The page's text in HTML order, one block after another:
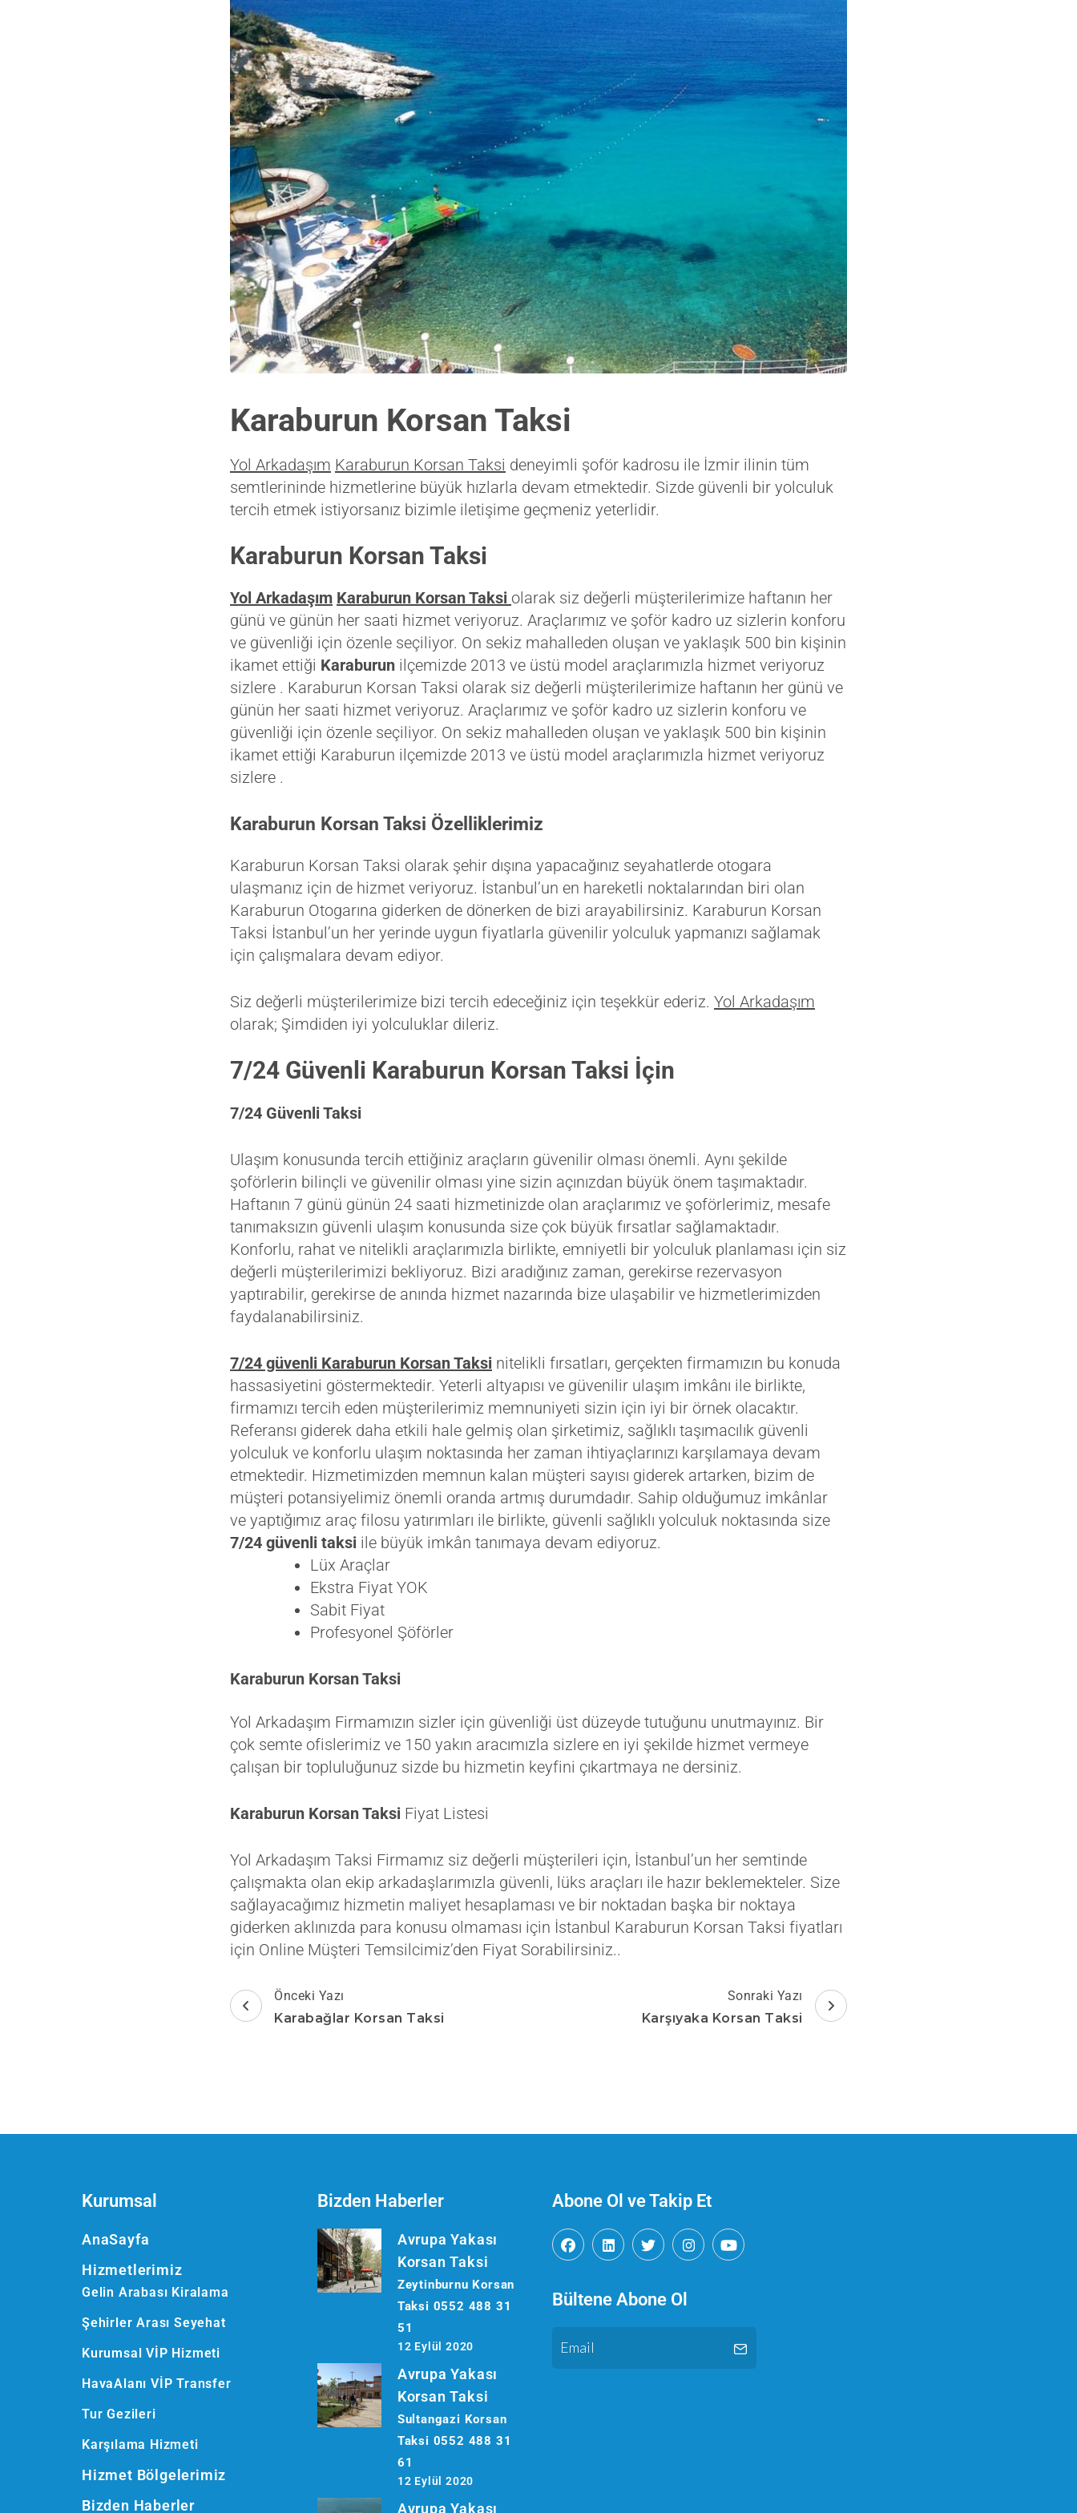
Karaburun Korsan Taksi
Yol Arkadaşım Karaburun Korsan Taksi deneyimli şoför kadrosu ile İzmir ilinin tüm
semtlerininde hizmetlerine büyük hızlarla devam etmektedir. Sizde güvenli bir yolculuk
tercih etmek istiyorsanız bizimle iletişime geçmeniz yeterlidir.
Karaburun Korsan Taksi
Yol Arkadaşım Karaburun Korsan Taksi olarak siz değerli müşterilerimize haftanın her
günü ve günün her saati hizmet veriyoruz. Araçlarımız ve şoför kadro uz sizlerin konforu
ve güvenliği için özenle seçiliyor. On sekiz mahalleden oluşan ve yaklaşık 500 bin kişinin
ikamet ettiği Karaburun ilçemizde 2013 ve üstü model araçlarımızla hizmet veriyoruz
sizlere . Karaburun Korsan Taksi olarak siz değerli müşterilerimize haftanın her günü ve
günün her saati hizmet veriyoruz. Araçlarımız ve şoför kadro uz sizlerin konforu ve
güvenliği için özenle seçiliyor. On sekiz mahalleden oluşan ve yaklaşık 500 bin kişinin
ikamet ettiği Karaburun ilçemizde 2013 ve üstü model araçlarımızla hizmet veriyoruz
sizlere .
Karaburun Korsan Taksi Özelliklerimiz
Karaburun Korsan Taksi olarak şehir dışına yapacağınız seyahatlerde otogara
ulaşmanız için de hizmet veriyoruz. İstanbul’un en hareketli noktalarından biri olan
Karaburun Otogarına giderken de dönerken de bizi arayabilirsiniz. Karaburun Korsan
Taksi İstanbul’un her yerinde uygun fiyatlarla güvenilir yolculuk yapmanızı sağlamak
için çalışmalara devam ediyor.
Siz değerli müşterilerimize bizi tercih edeceğiniz için teşekkür ederiz. Yol Arkadaşım
olarak; Şimdiden iyi yolculuklar dileriz.
7/24 Güvenli Karaburun Korsan Taksi İçin
7/24 Güvenli Taksi
Ulaşım konusunda tercih ettiğiniz araçların güvenilir olması önemli. Aynı şekilde
şoförlerin bilinçli ve güvenilir olması yine sizin açınızdan büyük önem taşımaktadır.
Haftanın 7 günü günün 24 saati hizmetinizde olan araçlarımız ve şoförlerimiz, mesafe
tanımaksızın güvenli ulaşım konusunda size çok büyük fırsatlar sağlamaktadır.
Konforlu, rahat ve nitelikli araçlarımızla birlikte, emniyetli bir yolculuk planlaması için siz
değerli müşterilerimizi bekliyoruz. Bizi aradığınız zaman, gerekirse rezervasyon
yaptırabilir, gerekirse de anında hizmet nazarında bize ulaşabilir ve hizmetlerimizden
faydalanabilirsiniz.
7/24 güvenli Karaburun Korsan Taksi nitelikli fırsatları, gerçekten firmamızın bu konuda
hassasiyetini göstermektedir. Yeterli altyapısı ve güvenilir ulaşım imkânı ile birlikte,
firmamızı tercih eden müşterilerimiz memnuniyeti sizin için iyi bir örnek olacaktır.
Referansı giderek daha etkili hale gelmiş olan şirketimiz, sağlıklı taşımacılık güvenli
yolculuk ve konforlu ulaşım noktasında her zaman ihtiyaçlarınızı karşılamaya devam
etmektedir. Hizmetimizden memnun kalan müşteri sayısı giderek artarken, bizim de
müşteri potansiyelimiz önemli oranda artmış durumdadır. Sahip olduğumuz imkânlar
ve yaptığımız araç filosu yatırımları ile birlikte, güvenli sağlıklı yolculuk noktasında size
7/24 güvenli taksi ile büyük imkân tanımaya devam ediyoruz.
Lüx Araçlar
Ekstra Fiyat YOK
Sabit Fiyat
Profesyonel Şöförler
Karaburun Korsan Taksi
Yol Arkadaşım Firmamızın sizler için güvenliği üst düzeyde tutuğunu unutmayınız. Bir
çok semte ofislerimiz ve 150 yakın aracımızla sizlere en iyi şekilde hizmet vermeye
çalışan bir topluluğunuz sizde bu hizmetin keyfini çıkartmaya ne dersiniz.
Karaburun Korsan Taksi Fiyat Listesi
Yol Arkadaşım Taksi Firmamız siz değerli müşterileri için, İstanbul’un her semtinde
çalışmakta olan ekip arkadaşlarımızla güvenli, lüks araçları ile hazır beklemekteler. Size
sağlayacağımız hizmetin maliyet hesaplaması ve bir noktadan başka bir noktaya
giderken aklınızda para konusu olmaması için İstanbul Karaburun Korsan Taksi fiyatları
için Online Müşteri Temsilcimiz’den Fiyat Sorabilirsiniz..
Yazı
dolaşımı
Önceki Yazı
Karabağlar Korsan Taksi
Sonraki Yazı
Karşıyaka Korsan Taksi
Kurumsal
AnaSayfa
Hizmetlerimiz
Gelin Arabası Kiralama
Şehirler Arası Seyehat
Kurumsal VİP Hizmeti
HavaAlanı VİP Transfer
Tur Gezileri
Karşılama Hizmeti
Hizmet Bölgelerimiz
Bizden Haberler
Bizden Haberler
Avrupa Yakası
Korsan Taksi
Zeytinburnu Korsan
Taksi 0552 488 31
51
12 Eylül 2020
Avrupa Yakası
Korsan Taksi
Sultangazi Korsan
Taksi 0552 488 31
61
12 Eylül 2020
Avrupa Yakası
Abone Ol ve Takip Et
Bültene Abone Ol